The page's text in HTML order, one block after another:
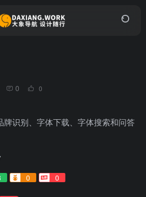
0 0
牌识别、字体下载、字体搜索和问答
0 0